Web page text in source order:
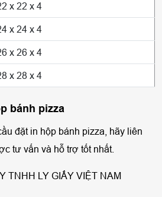
x 22 x 4
x 24 x 4
x 26 x 4
x 28 x 4
bánh pizza
đặt in hộp bánh pizza, hãy liên
tư vấn và hỗ trợ tốt nhất.
TNHH LY GIẤY VIỆT NAM